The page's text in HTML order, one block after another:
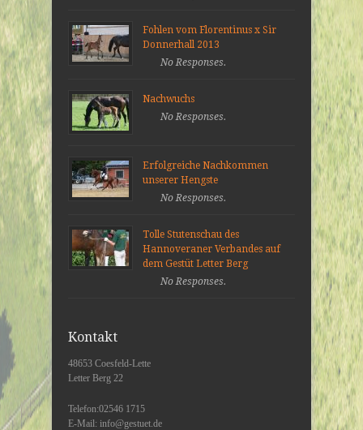
Fohlen vom Florentinus x Sir
Donnerhall 2013
No Responses.
Nachwuchs
No Responses.
Erfolgreiche Nachkommen
unserer Hengste
No Responses.
Tolle Stutenschau des
Hannoveraner Verbandes auf
dem Gestüt Letter Berg
No Responses.
Kontakt
48653 Coesfeld-Lette
Letter Berg 22
Telefon:02546 1715
E-Mail: info@gestuet.de